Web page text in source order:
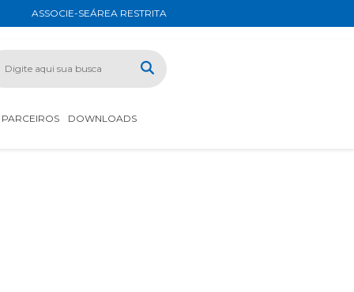
ASSOCIE-SEÁREA RESTRITA
PARCEIROS DOWNLOADS